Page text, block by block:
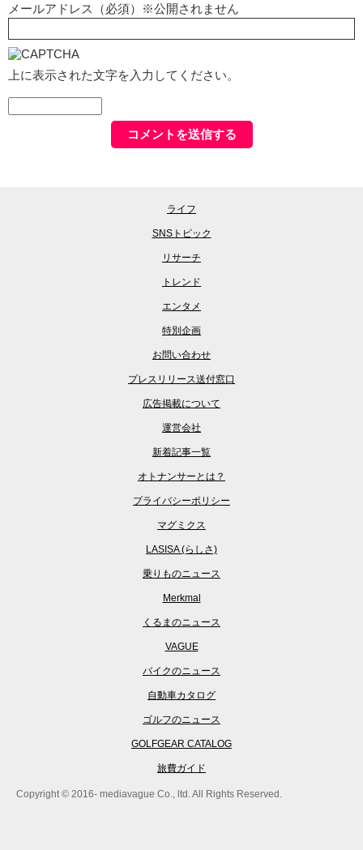
メールアドレス（必須）※公開されません
上に表示された文字を入力してください。
ライフ
SNSトピック
リサーチ
トレンド
エンタメ
特別企画
お問い合わせ
プレスリリース送付窓口
広告掲載について
運営会社
新着記事一覧
オトナンサーとは？
プライバシーポリシー
マグミクス
LASISA (らしさ)
乗りものニュース
Merkmal
くるまのニュース
VAGUE
バイクのニュース
自動車カタログ
ゴルフのニュース
GOLFGEAR CATALOG
旅費ガイド
Copyright © 2016- mediavague Co., ltd. All Rights Reserved.